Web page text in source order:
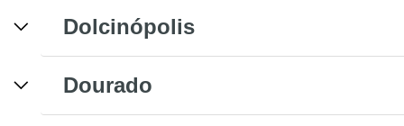
Dolcinópolis
Dourado